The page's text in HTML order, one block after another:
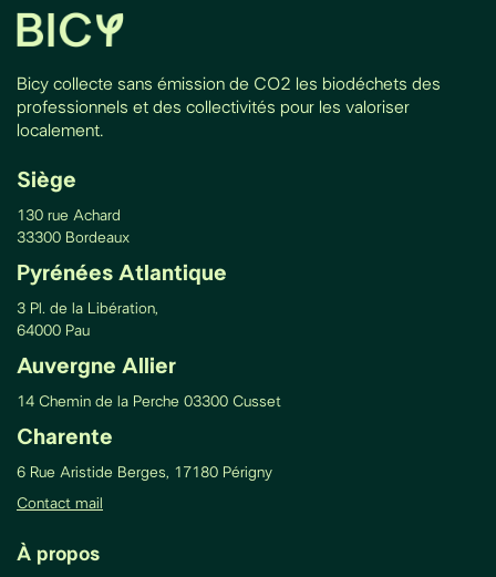
Bicy collecte sans émission de CO2 les biodéchets des
professionnels et des collectivités pour les valoriser
localement.
Siège
130 rue Achard
33300 Bordeaux
Pyrénées Atlantique
3 Pl. de la Libération,
64000 Pau
Auvergne Allier
14 Chemin de la Perche 03300 Cusset
Charente
6 Rue Aristide Berges, 17180 Périgny
Contact mail
À propos